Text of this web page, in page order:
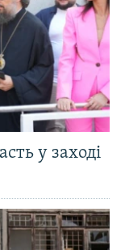
у заході